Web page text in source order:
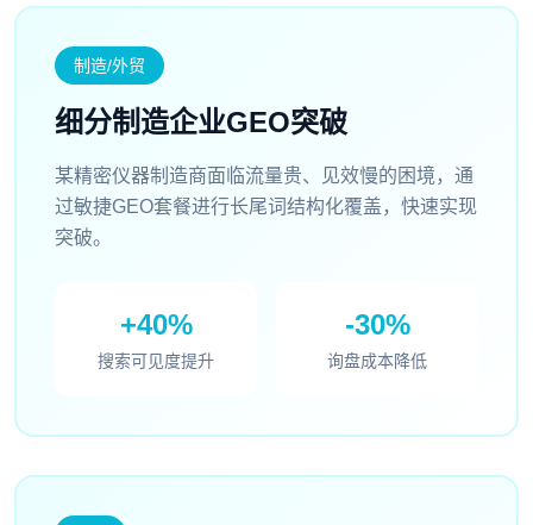
制造/外贸
细分制造企业GEO突破
某精密仪器制造商面临流量贵、见效慢的困境，通
过敏捷GEO套餐进行长尾词结构化覆盖，快速实现
突破。
+40%
搜索可见度提升
-30%
询盘成本降低